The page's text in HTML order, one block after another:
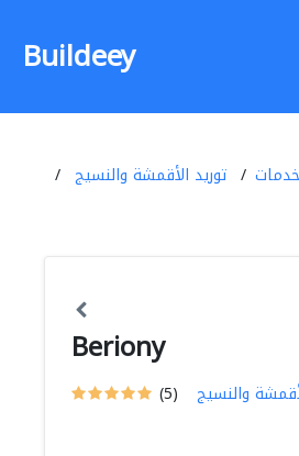
Buildeey
توريد الأقمشة والنسيج
Beriony
(5) والنسيج